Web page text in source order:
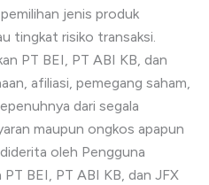
jenis produk
tingkat risiko transaksi.
PT BEI, PT ABI KB, dan
afiliasi, pemegang saham,
dari segala
maupun ongkos apapun
oleh Pengguna
BEI, PT ABI KB, dan JFX